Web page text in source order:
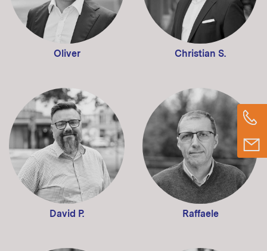
Oliver Christian S.
David P. Raffaele